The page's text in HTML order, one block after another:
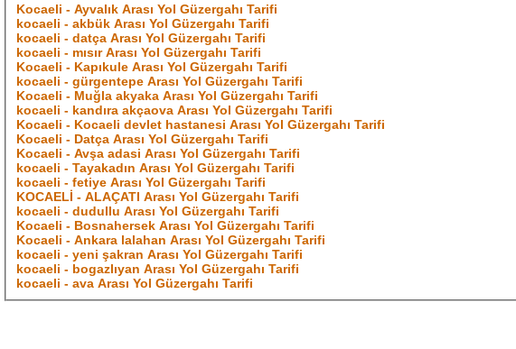
Kocaeli - Ayvalık Arası Yol Güzergahı Tarifi
kocaeli - akbük Arası Yol Güzergahı Tarifi
kocaeli - datça Arası Yol Güzergahı Tarifi
kocaeli - mısır Arası Yol Güzergahı Tarifi
Kocaeli - Kapıkule Arası Yol Güzergahı Tarifi
kocaeli - gürgentepe Arası Yol Güzergahı Tarifi
Kocaeli - Muğla akyaka Arası Yol Güzergahı Tarifi
kocaeli - kandıra akçaova Arası Yol Güzergahı Tarifi
Kocaeli - Kocaeli devlet hastanesi Arası Yol Güzergahı Tarifi
Kocaeli - Datça Arası Yol Güzergahı Tarifi
Kocaeli - Avşa adasi Arası Yol Güzergahı Tarifi
kocaeli - Tayakadın Arası Yol Güzergahı Tarifi
kocaeli - fetiye Arası Yol Güzergahı Tarifi
KOCAELİ - ALAÇATI Arası Yol Güzergahı Tarifi
kocaeli - dudullu Arası Yol Güzergahı Tarifi
Kocaeli - Bosnahersek Arası Yol Güzergahı Tarifi
Kocaeli - Ankara lalahan Arası Yol Güzergahı Tarifi
kocaeli - yeni şakran Arası Yol Güzergahı Tarifi
kocaeli - bogazlıyan Arası Yol Güzergahı Tarifi
kocaeli - ava Arası Yol Güzergahı Tarifi